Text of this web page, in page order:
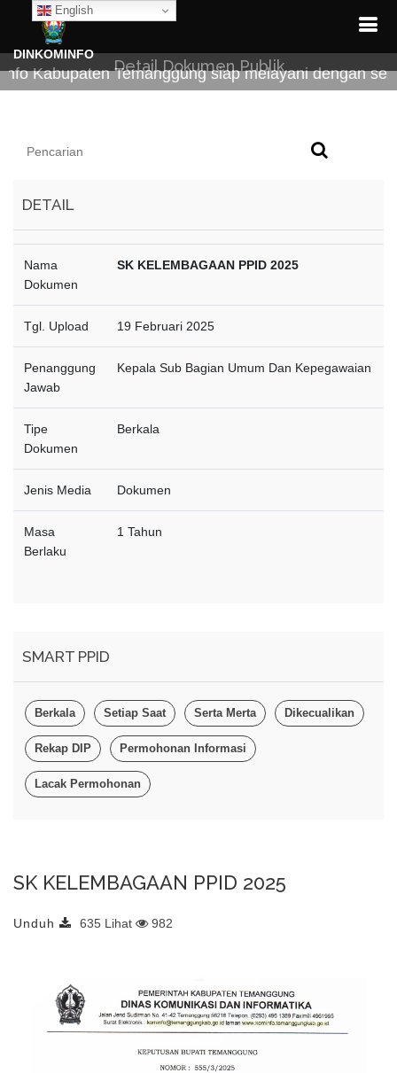
English
DINKOMINFO
Kabupaten Temanggung siap melayani dengan
Detail Dokumen Publik
DETAIL
Nama
Dokumen
SK KELEMBAGAAN PPID 2025
Tgl. Upload 19 Februari 2025
Penanggung
Jawab
Kepala Sub Bagian Umum Dan Kepegawaian
Tipe
Dokumen
Berkala
Jenis Media Dokumen
Masa
Berlaku
1 Tahun
SMART PPID
Berkala Setiap Saat Serta Merta Dikecualikan
Rekap DIP Permohonan Informasi
Lacak Permohonan
SK KELEMBAGAAN PPID 2025
Unduh 635 Lihat 982